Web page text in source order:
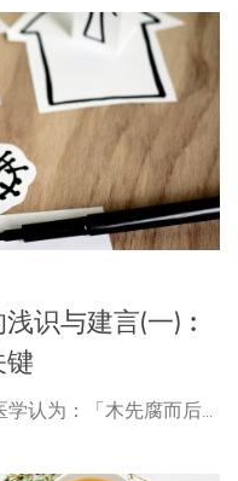
识与建言(一)︰
键
认为：「木先腐而后...